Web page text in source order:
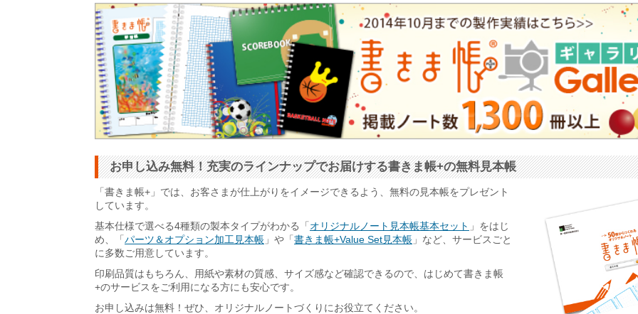
お申し込み無料！充実のラインナップでお届けする書きま帳+の無料見本帳
「書きま帳+」では、お客さまが仕上がりをイメージできるよう、無料の見本帳をプレゼント
しています。
基本仕様で選べる4種類の製本タイプがわかる「 オリジナルノート見本帳基本セット 」をはじ
め、「 パーツ＆オプション加工見本帳 」や「 書きま帳+Value Set見本帳 」など、サービスごと
に多数ご用意しています。
印刷品質はもちろん、用紙や素材の質感、サイズ感など確認できるので、はじめて書きま帳
+のサービスをご利用になる方にも安心です。
お申し込みは無料！ぜひ、オリジナルノートづくりにお役立てください。